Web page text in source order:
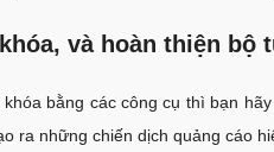
và hoàn thiện bộ
bằng các công cụ thì bạn
ra những chiến dịch quảng cáo